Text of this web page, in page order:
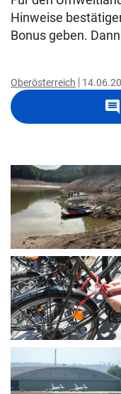
Hinweise
Bonus geben.
Oberösterreich
comment